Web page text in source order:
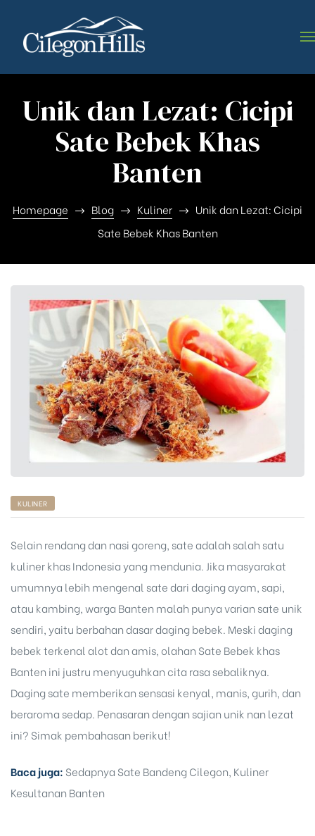
Unik dan Lezat: Cicipi
Sate Bebek Khas
Banten
Homepage Blog Kuliner
Unik dan Lezat: Cicipi
Sate Bebek Khas Banten
KULINER
Selain rendang dan nasi goreng, sate adalah salah satu
kuliner khas Indonesia yang mendunia. Jika masyarakat
umumnya lebih mengenal sate dari daging ayam, sapi,
atau kambing, warga Banten malah punya varian sate unik
sendiri, yaitu berbahan dasar daging bebek. Meski daging
bebek terkenal alot dan amis, olahan Sate Bebek khas
Banten ini justru menyuguhkan cita rasa sebaliknya.
Daging sate memberikan sensasi kenyal, manis, gurih, dan
beraroma sedap. Penasaran dengan sajian unik nan lezat
ini? Simak pembahasan berikut!
Baca juga: Sedapnya Sate Bandeng Cilegon, Kuliner
Kesultanan Banten